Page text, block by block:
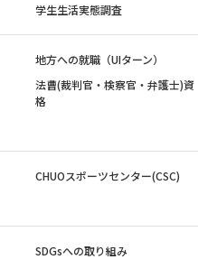
学生生活実態調査
地方への就職（UIターン）
法曹(裁判官・検察官・弁護士)資
格
CHUOスポーツセンター(CSC)
SDGsへの取り組み